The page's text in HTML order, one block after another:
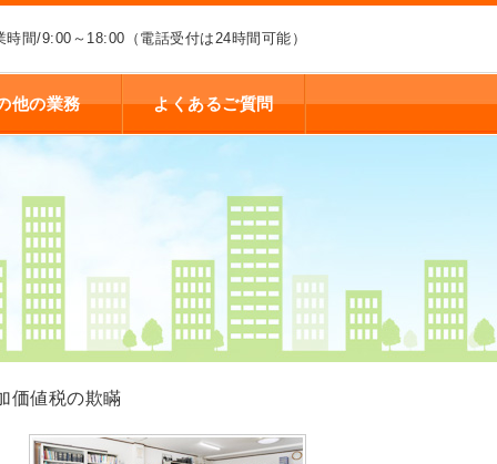
時間/9:00～18:00（電話受付は24時間可能）
他の業務 よくあるご質問
価値税の欺瞞